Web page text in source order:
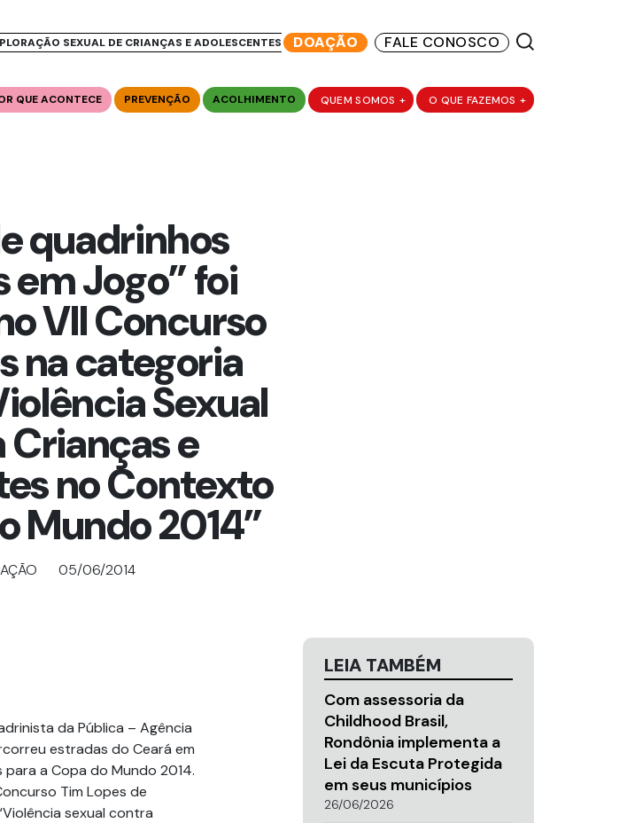
SEXUAL DE CRIANÇAS E ADOLESCENTES DOAÇÃO FALE CONOSCO
QUE ACONTECE PREVENÇÃO ACOLHIMENTO QUEM SOMOS + O QUE FAZEMOS +
quadrinhos
em Jogo” foi
VII Concurso
na categoria
Sexual
e
no Contexto
Mundo 2014”
05/06/2014
da Pública – Agência
estradas do Ceará em
a Copa do Mundo 2014.
Tim Lopes de
sexual contra
LEIA TAMBÉM
Com assessoria da
Childhood Brasil,
Rondônia implementa a
Lei da Escuta Protegida
em seus municípios
26/06/2026